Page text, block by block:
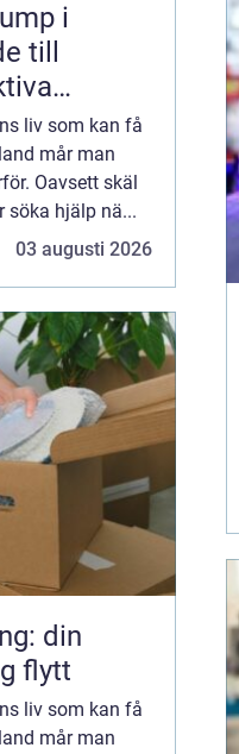
i
till
liv som kan få
mår man
Oavsett skäl
söka hjälp nä...
03 augusti 2026
din
flytt
liv som kan få
mår man